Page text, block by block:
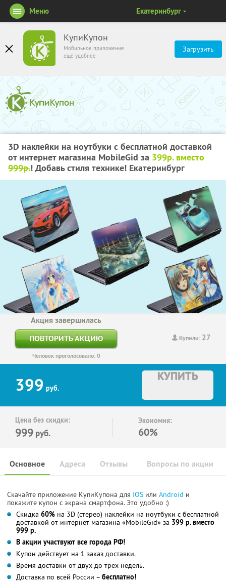
КупиКупон
Мобильное приложение
ещё удобнее
Загрузить
Меню Екатеринбург
3D наклейки на ноутбуки с бесплатной доставкой
от интернет магазина MobileGid за 399р. вместо
999р.! Добавь стиля технике! Екатеринбург
Купили: 27
Акция завершилась
ПОВТОРИТЬ АКЦИЮ
Человек проголосовало: 0
399 руб.
КУПИТЬ
Цена без скидки:
999 руб.
Экономия:
60%
Основное Отзывы Вопросы по акции
Адреса
Скачайте приложение КупиКупона для IOS или Android и
покажите купон с экрана смартфона. Это удобно :)
Скидка 60% на 3D (стерео) наклейки на ноутбуки с бесплатной
доставкой от интернет магазина «MobileGid» за 399 р. вместо
999 р.
В акции участвуют все города РФ!
Купон действует на 1 заказ доставки.
Время доставки от двух до трех недель.
Доставка по всей России – бесплатно!